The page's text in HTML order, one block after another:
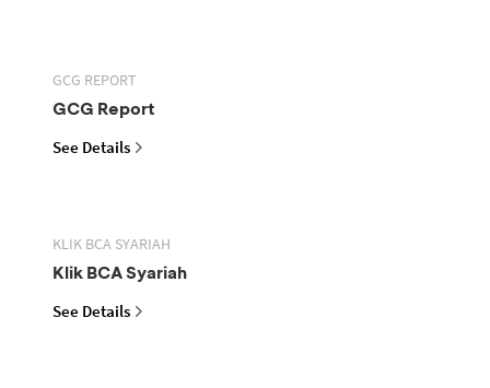
GCG REPORT
GCG Report
See Details
KLIK BCA SYARIAH
Klik BCA Syariah
See Details